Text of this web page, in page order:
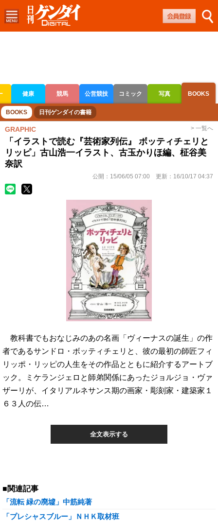
健康 競馬 公営競技 コミック 写真 BOOKS
ボートレース 競輪 オートレース
BOOKS 日刊ゲンダイの書籍
GRAPHIC > 一覧へ
「イラストで読む『芸術家列伝』 ボッティチェリと
リッピ」古山浩一イラスト、古玉かりほ編、柾谷美
奈訳
公開： 15/06/05 07:00 更新： 16/10/17 04:37
教科書でもおなじみのあの名画「ヴィーナスの誕生」の作
者であるサンドロ・ボッティチェリと、彼の最初の師匠フィ
リッポ・リッピの人生をその作品とともに紹介するアートブ
ック。ミケランジェロと師弟関係にあったジョルジョ・ヴァ
ザーリが、イタリアルネサンス期の画家・彫刻家・建築家１
６３人の伝…
全文表示する
■関連記事
「流転 緑の廃墟」中筋純著
「プレシャスブルー」ＮＨＫ取材班